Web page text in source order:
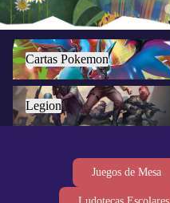
Cartas Pokemon
Cartas Pokemon
Legion
Legion
Juegos de Mesa